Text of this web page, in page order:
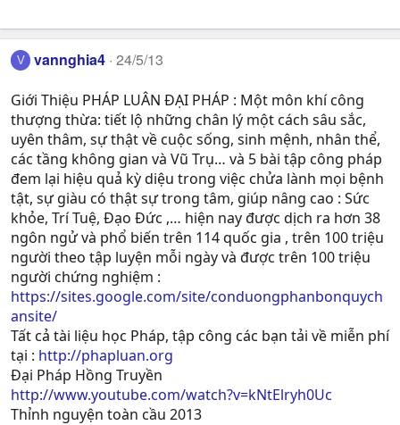
V vannghia4 24/5/13
Giới Thiệu PHÁP LUÂN ĐẠI PHÁP : Một môn khí công
thượng thừa: tiết lộ những chân lý một cách sâu sắc,
uyên thâm, sự thật về cuộc sống, sinh mệnh, nhân thể,
các tầng không gian và Vũ Trụ… và 5 bài tập công pháp
đem lại hiệu quả kỳ diệu trong việc chửa lành mọi bệnh
tật, sự giàu có thật sự trong tâm, giúp nâng cao : Sức
khỏe, Trí Tuệ, Ðạo Ðức ,… hiện nay được dịch ra hơn 38
ngôn ngử và phổ biến trên 114 quốc gia , trên 100 triệu
người theo tập luyện mỗi ngày và được trên 100 triệu
người chứng nghiệm :
https://sites.google.com/site/conduongphanbonquych
ansite/
Tất cả tài liệu học Pháp, tập công các bạn tải về miễn phí
tại : http://phapluan.org
Đại Pháp Hồng Truyền
http://www.youtube.com/watch?v=kNtElryh0Uc
Thỉnh nguyện toàn cầu 2013